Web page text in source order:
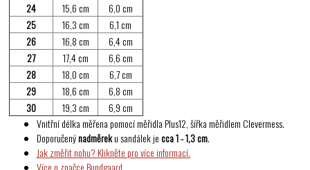
24
15,6 cm
6,0 cm
25
16,3 cm
6,1 cm
26
16,8 cm
6,4 cm
27
17,4 cm
6,6 cm
28
18,0 cm
6,7 cm
29
18,6 cm
6,8 cm
30
19,3 cm
6,9 cm
Vnitřní délka měřena pomocí měřidla Plus12, šířka měřidlem Clevermess.
Doporučenýnadměreku sandálek jecca 1 - 1,3 cm.
Jak změřit nohu? Klikněte pro více informací.